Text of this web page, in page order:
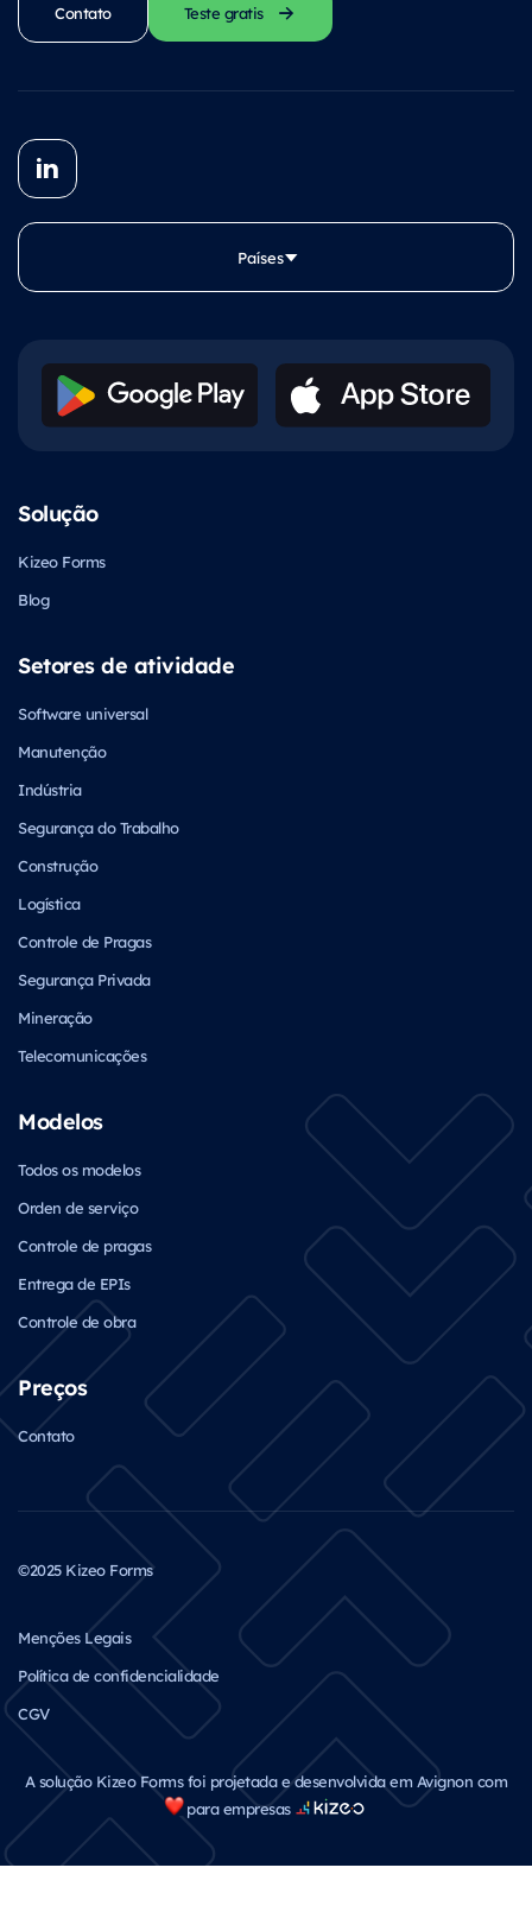
Contato Teste gratis
Países
Solução
Kizeo Forms
Blog
Setores de atividade
Software universal
Manutenção
Indústria
Segurança do Trabalho
Construção
Logística
Controle de Pragas
Segurança Privada
Mineração
Telecomunicações
Modelos
Todos os modelos
Orden de serviço
Controle de pragas
Entrega de EPIs
Controle de obra
Preços
Contato
©2025 Kizeo Forms
A solução Kizeo Forms foi projetada e desenvolvida em Avignon com
para empresas
Menções Legais
Política de confidencialidade
CGV